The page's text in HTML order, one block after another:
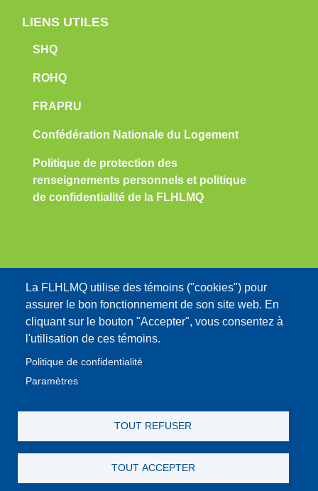
LIENS UTILES
SHQ
ROHQ
FRAPRU
Confédération Nationale du Logement
Politique de protection des
renseignements personnels et politique
de confidentialité de la FLHLMQ
Nous contacter:
info@flhlmq.com
MENU DU COMPTE DE L'UTILISATEUR
La FLHLMQ utilise des témoins ("cookies") pour
assurer le bon fonctionnement de son site web. En
cliquant sur le bouton "Accepter", vous consentez à
l'utilisation de ces témoins.
Politique de confidentialité
Paramètres
TOUT REFUSER
TOUT ACCEPTER